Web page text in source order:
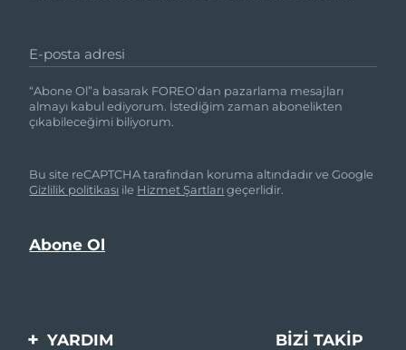
E-posta adresi
“Abone Ol”a basarak FOREO'dan pazarlama mesajları
almayı kabul ediyorum. İstediğim zaman abonelikten
çıkabileceğimi biliyorum.
Bu site reCAPTCHA tarafından koruma altındadır ve Google
Gizlilik politikası ile Hizmet Şartlarıgeçerlidir.
YARDIM BIZI TAKIP